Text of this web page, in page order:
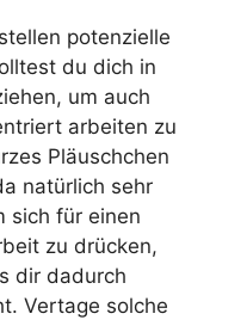
potenzielle
du dich in
um auch
arbeiten zu
Pläuschchen
natürlich sehr
sich für einen
zu drücken,
dir dadurch
Vertage solche